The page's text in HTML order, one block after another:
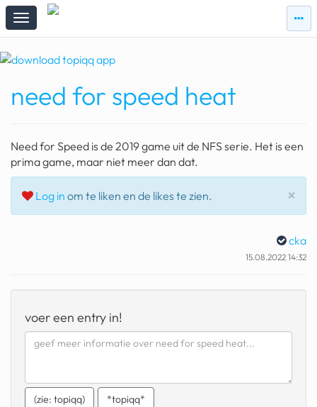
zie
topiqqs
zie
#vandaag
Topiqqs Reacties
ark van noach
pokemon kaarten
fomo
geochelone yniphora
blokker
need for speed heat
Need for Speed is de 2019 game uit de NFS serie. Het is een
prima game, maar niet meer dan dat.
×
Log in om te liken en de likes te zien.
cka
15.08.2022 14:32
voer een entry in!
(zie: topiqq) *topiqq*